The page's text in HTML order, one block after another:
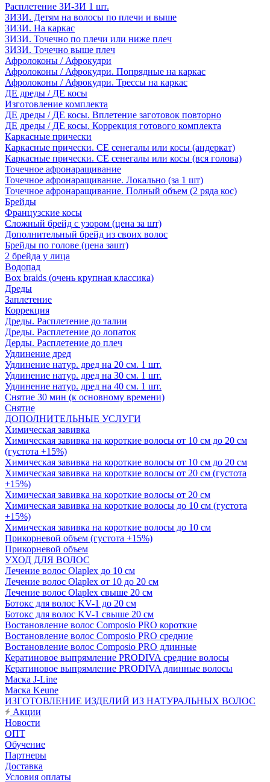
Расплетение ЗИ-ЗИ 1 шт.
ЗИЗИ. Детям на волосы по плечи и выше
ЗИЗИ. На каркас
ЗИЗИ. Точечно по плечи или ниже плеч
ЗИЗИ. Точечно выше плеч
Афролоконы / Афрокудри
Афролоконы / Афрокудри. Попрядные на каркас
Афролоконы / Афрокудри. Трессы на каркас
ДЕ дреды / ДЕ косы
Изготовление комплекта
ДЕ дреды / ДЕ косы. Вплетение заготовок повторно
ДЕ дреды / ДЕ косы. Коррекция готового комплекта
Каркасные прически
Каркасные прически. СЕ сенегалы или косы (андеркат)
Каркасные прически. СЕ сенегалы или косы (вся голова)
Точечное афронаращивание
Точечное афронаращивание. Локально (за 1 шт)
Точечное афронаращивание. Полный объем (2 ряда кос)
Брейды
Французские косы
Сложный брейд с узором (цена за шт)
Дополнительный брейд из своих волос
Брейды по голове (цена зашт)
2 брейда у лица
Водопад
Box braids (очень крупная классика)
Дреды
Заплетение
Коррекция
Дреды. Расплетение до талии
Дреды. Расплетение до лопаток
Дерды. Расплетение до плеч
Удлинение дред
Удлинение натур. дред на 20 см. 1 шт.
Удлинение натур. дред на 30 см. 1 шт.
Удлинение натур. дред на 40 см. 1 шт.
Снятие 30 мин (к основному времени)
Снятие
ДОПОЛНИТЕЛЬНЫЕ УСЛУГИ
Химическая завивка
Химическая завивка на короткие волосы от 10 см до 20 см
(густота +15%)
Химическая завивка на короткие волосы от 10 см до 20 см
Химическая завивка на короткие волосы от 20 см (густота
+15%)
Химическая завивка на короткие волосы от 20 см
Химическая завивка на короткие волосы до 10 см (густота
+15%)
Химическая завивка на короткие волосы до 10 см
Прикорневой объем (густота +15%)
Прикорневой объем
УХОД ДЛЯ ВОЛОС
Лечение волос Olapleх до 10 см
Лечение волос Olapleх от 10 до 20 см
Лечение волос Olapleх свыше 20 см
Ботокс для волос KV-1 до 20 см
Ботокс для волос KV-1 свыше 20 см
Востановление волос Composio PRO короткие
Востановление волос Composio PRO средние
Востановление волос Composio PRO длинные
Кератиновое выпрямление PRODIVA средние волосы
Кератиновое выпрямление PRODIVA длинные волосы
Маска J-Line
Маска Keune
ИЗГОТОВЛЕНИЕ ИЗДЕЛИЙ ИЗ НАТУРАЛЬНЫХ ВОЛОС
Акции
Новости
ОПТ
Обучение
Партнеры
Доставка
Условия оплаты